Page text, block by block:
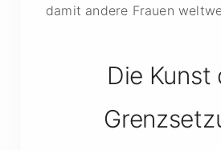
damit andere Frauen
Die Kunst